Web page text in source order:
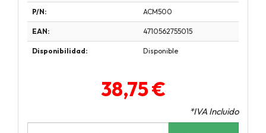
P/N: ACM500
EAN: 4710562755015
Disponibilidad: Disponible
38,75 €
*IVA Incluido